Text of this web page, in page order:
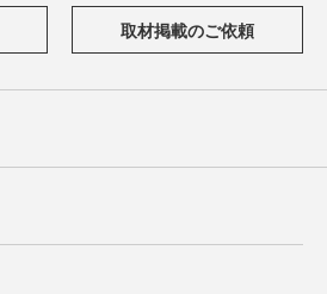
取材掲載のご依頼